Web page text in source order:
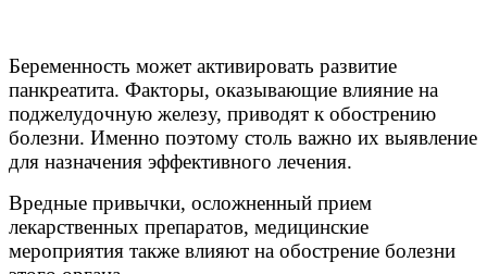
Беременность может активировать развитие
панкреатита. Факторы, оказывающие влияние на
поджелудочную железу, приводят к обострению
болезни. Именно поэтому столь важно их выявление
для назначения эффективного лечения.
Вредные привычки, осложненный прием
лекарственных препаратов, медицинские
мероприятия также влияют на обострение болезни